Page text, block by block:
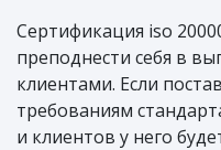
Сертификация iso
преподнести себя в
клиентами. Если
требованиям
и клиентов у него